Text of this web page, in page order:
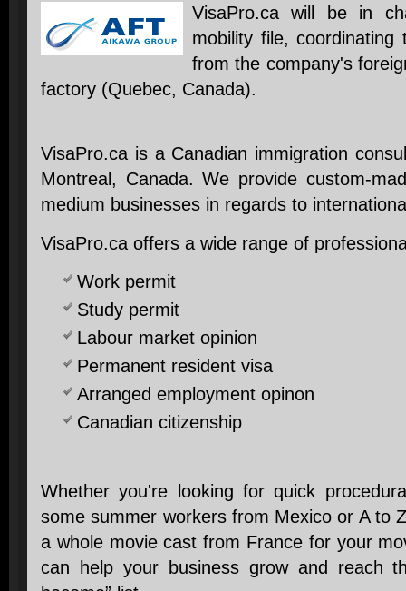
VisaPro.ca will be in
mobility file,
from the company's
factory (Quebec, Canada).
VisaPro.ca is a Canadian immigration
Montreal, Canada. We provide custom-
medium businesses in regards to
VisaPro.ca offers a wide range of
Work permit
Study permit
Labour market opinion
Permanent resident visa
Arranged employment opinon
Canadian citizenship
Whether you're looking for quick
some summer workers from Mexico or A to
a whole movie cast from France for your
can help your business grow and reach